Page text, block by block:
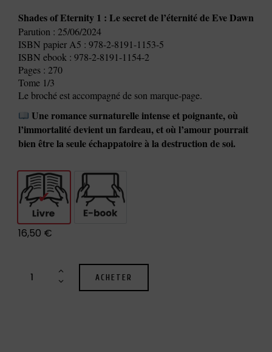
Shades of Eternity 1 : Le secret de l’éternité de Eve Dawn
Parution : 25/06/2024
ISBN papier A5 : 978-2-8191-1153-5
ISBN ebook : 978-2-8191-1154-2
Pages : 270
Tome 1/3
Le broché est accompagné de son marque-page.
Une romance surnaturelle intense et poignante, où
l’immortalité devient un fardeau, et où l’amour pourrait
bien être la seule échappatoire à la destruction de soi.
Livre E-book
16,50 €
ACHETER